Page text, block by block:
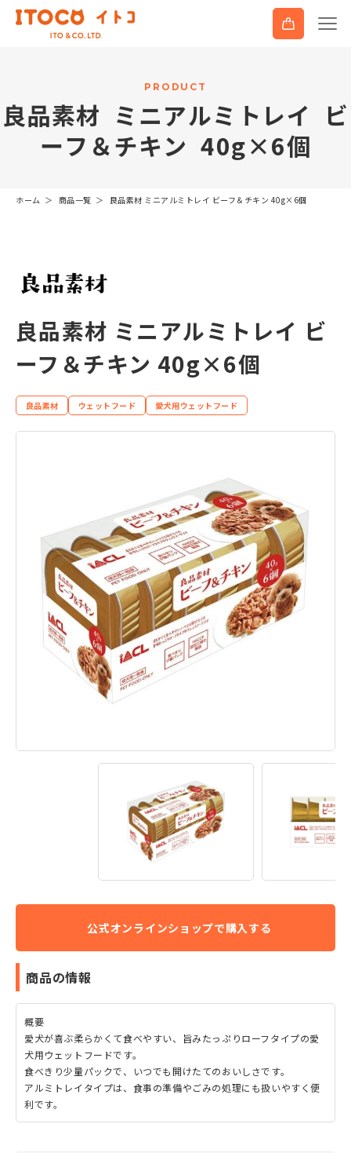
P R O D U C T
良品素材 ミ ニアルミ ト レイ ビ
ーフ ＆チキン 40g×6個
ホーム 商品一覧 良品素材 ミニアルミトレイ ビーフ＆チキン 40g×6個
良品素材 ミニアルミトレイ ビ
ーフ＆チキン 40g×6個
良品素材 ウェットフード 愛犬用ウェットフード
商品の情報
概要
愛犬が喜ぶ柔らかくて食べやすい、旨みたっぷりローフタイプの愛
犬用ウェットフードです。
食べきり少量パックで、いつでも開けたてのおいしさです。
アルミトレイタイプは、食事の準備やごみの処理にも扱いやすく便
利です。